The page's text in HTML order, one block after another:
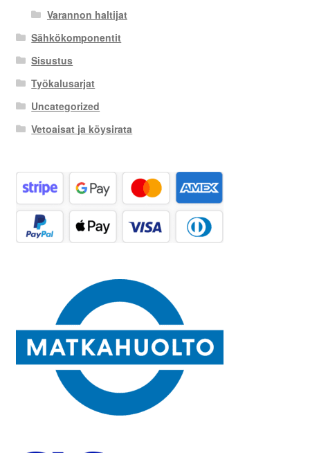
Varannon haltijat
Sähkökomponentit
Sisustus
Työkalusarjat
Uncategorized
Vetoaisat ja köysirata